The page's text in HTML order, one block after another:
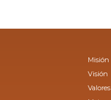
Misión
Visión
Valores